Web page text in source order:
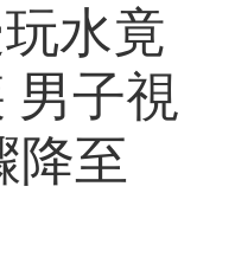
水竟
男子視
降至